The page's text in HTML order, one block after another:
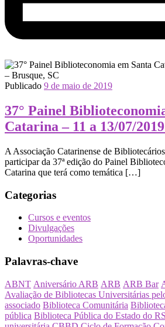
Publicado 9 de maio de 2019
37° Painel
Catarina – 11 a 13/07/
A Associação Catarinense de
participar da 37ª edição do Painel
Catarina que terá como temática […]
Categorias
Cursos e eventos
Divulgações
Oportunidades
Palavras-chave
ABNT Aniversário ARB ARB ARB Bar
Avaliação de Bibliotecas Universitárias
associado Biblioteca Comunitária
pública Biblioteca Pública do Estado do RS